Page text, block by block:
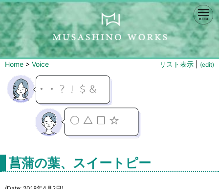
Home > Voice リスト表示 (edit)
菖蒲の葉、スイートピー